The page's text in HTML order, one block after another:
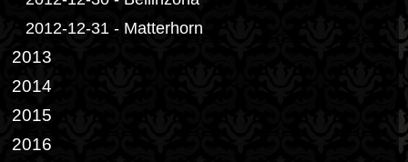
2012-12-31 - Matterhorn
2013
2014
2015
2016